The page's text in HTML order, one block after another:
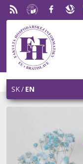
RSS University
of
Economics
in
Bratislava
Facebook
SK EN